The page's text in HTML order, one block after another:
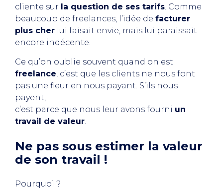
cliente sur la question de ses tarifs. Comme
beaucoup de freelances, l’idée de facturer
plus cher lui faisait envie, mais lui paraissait
encore indécente.
Ce qu’on oublie souvent quand on est
freelance, c’est que les clients ne nous font
pas une fleur en nous payant. S’ils nous
payent,
c’est parce que nous leur avons fourni un
travail de valeur.
Ne pas sous estimer la valeur
de son travail !
Pourquoi ?